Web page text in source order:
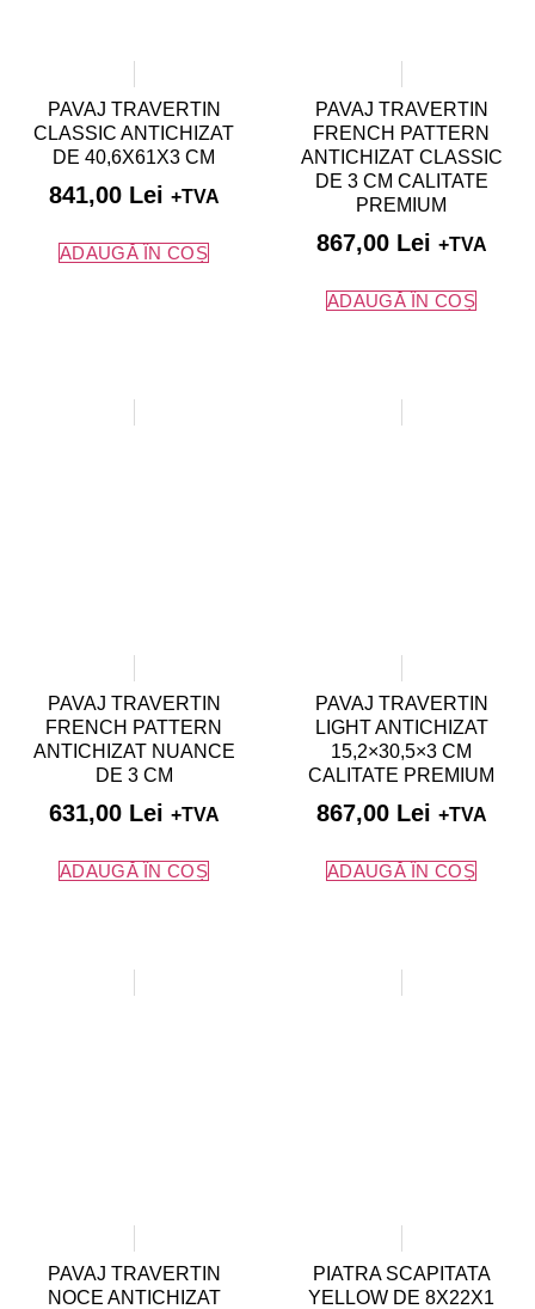
PAVAJ TRAVERTIN
CLASSIC ANTICHIZAT
DE 40,6X61X3 CM
841,00 Lei +TVA
ADAUGĂ ÎN COȘ
PAVAJ TRAVERTIN
FRENCH PATTERN
ANTICHIZAT CLASSIC
DE 3 CM CALITATE
PREMIUM
867,00 Lei +TVA
ADAUGĂ ÎN COȘ
PAVAJ TRAVERTIN
FRENCH PATTERN
ANTICHIZAT NUANCE
DE 3 CM
631,00 Lei +TVA
ADAUGĂ ÎN COȘ
PAVAJ TRAVERTIN
LIGHT ANTICHIZAT
15,2×30,5×3 CM
CALITATE PREMIUM
867,00 Lei +TVA
ADAUGĂ ÎN COȘ
PAVAJ TRAVERTIN
NOCE ANTICHIZAT
PIATRA SCAPITATA
YELLOW DE 8X22X1